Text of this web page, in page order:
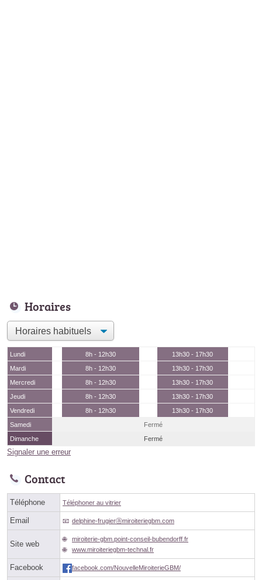
Horaires
Lundi 8h - 12h30
13h30 - 17h30
Mardi
8h - 12h30
13h30 - 17h30
Mercredi
8h - 12h30
13h30 - 17h30
Jeudi
8h - 12h30
13h30 - 17h30
Vendredi
8h - 12h30
13h30 - 17h30
Samedi
Fermé
Dimanche
Fermé
Signaler une erreur
Contact
Téléphone Téléphoner au vitrier
Email delphine-frugierⓐmiroiteriegbm.com
Site web
miroiterie-gbm.point-conseil-bubendorff.fr
www.miroiteriegbm-technal.fr
Facebook facebook.com/NouvelleMiroiterieGBM/